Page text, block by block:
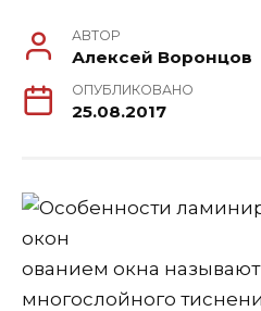
АВТОР
Алексей Воронцов
ОПУБЛИКОВАНО
25.08.2017
ованием окна
многослойного